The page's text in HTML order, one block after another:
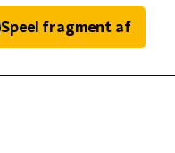
Speel fragment af